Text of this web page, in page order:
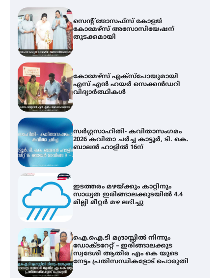
കോമേഴ്സ് എക്സ്പോയുമായി
എസ് എൻ ഹയർ സെക്കൻഡറി
വിദ്യാർത്ഥികൾ
സർഗ്ഗസാഹിതി- കവിതാസംഗമം
2026 കവിതാ ചർച്ച കാട്ടൂർ, ടി. കെ.
ബാലൻ ഹാളിൽ 16ന്
ഇടത്തരം മഴയ്ക്കും കാറ്റിനും
സാധ്യത ഇരിങ്ങാലക്കുടയിൽ 4.4
മില്ലി മീറ്റർ മഴ ലഭിച്ചു
ഐ.ഐ.ടി മദ്രാസ്സിൽ നിന്നും
ഡോക്ടറേറ്റ് – ഇരിങ്ങാലക്കുട
സ്വദേശി ആതിര എം കെ യുടെ
നേട്ടം പ്രതിസന്ധികളോട് പൊരുതി
ട്യുണീഷ്യൻ ചിത്രം ” ദി വോയിസ്
ഓഫ് ഹിന്ദ് റജബ് ” ഇരിങ്ങാലക്കുട
ഫിലിം സൊസൈറ്റി ആഗസ്റ്റ് 7
വെള്ളിയാഴ്ച സ്‌ക്രീൻ ചെയ്യുന്നു